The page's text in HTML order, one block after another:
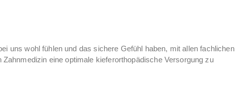
uns wohl fühlen und das sichere Gefühl haben, mit allen fachlichen
eine optimale kieferorthopädische Versorgung zu